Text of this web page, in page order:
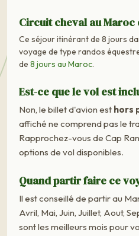
Circuit cheval au Maroc
Ce séjour itinérant de 8 jours
voyage de type randos
de 8 jours au Maroc.
Est-ce que le vol est
Non, le billet d'avion est hors
affiché ne comprend pas le
Rapprochez-vous de Cap
options de vol disponibles.
Quand partir faire ce
Il est conseillé de partir au
Avril, Mai, Juin, Juillet, Aout,
sont les meilleurs mois pour